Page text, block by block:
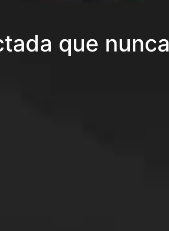
que nunca